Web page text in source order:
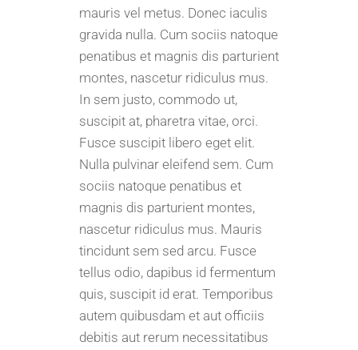
mauris vel metus. Donec iaculis
gravida nulla. Cum sociis natoque
penatibus et magnis dis parturient
montes, nascetur ridiculus mus.
In sem justo, commodo ut,
suscipit at, pharetra vitae, orci.
Fusce suscipit libero eget elit.
Nulla pulvinar eleifend sem. Cum
sociis natoque penatibus et
magnis dis parturient montes,
nascetur ridiculus mus. Mauris
tincidunt sem sed arcu. Fusce
tellus odio, dapibus id fermentum
quis, suscipit id erat. Temporibus
autem quibusdam et aut officiis
debitis aut rerum necessitatibus